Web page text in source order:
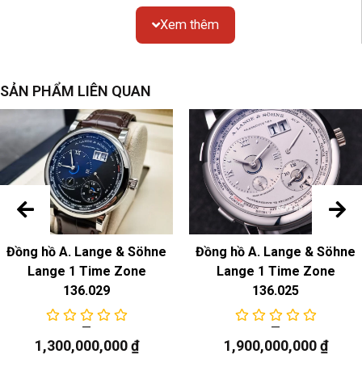
Xem thêm
SẢN PHẨM LIÊN QUAN
Đồng hồ A. Lange & Söhne
Lange 1 Time Zone
136.029
1,300,000,000₫
Đồng hồ A. Lange & Söhne
Lange 1 Time Zone
136.025
1,900,000,000₫